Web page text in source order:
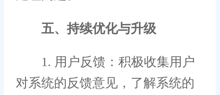
五、持续优化与升级
1. 用户反馈：积极收集用户
对系统的反馈意见，了解系统的